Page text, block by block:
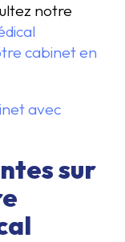
notre
cabinet en
avec
sur